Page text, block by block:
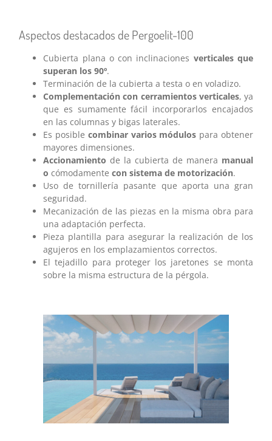
Aspectos destacados de Pergoelit-100
Cubierta plana o con inclinaciones verticales que
superan los 90º.
Terminación de la cubierta a testa o en voladizo.
Complementación con cerramientos verticales, ya
que es sumamente fácil incorporarlos encajados
en las columnas y bigas laterales.
Es posible combinar varios módulos para obtener
mayores dimensiones.
Accionamiento de la cubierta de manera manual
ocómodamentecon sistema de motorización.
Uso de tornillería pasante que aporta una gran
seguridad.
Mecanización de las piezas en la misma obra para
una adaptación perfecta.
Pieza plantilla para asegurar la realización de los
agujeros en los emplazamientos correctos.
El tejadillo para proteger los jaretones se monta
sobre la misma estructura de la pérgola.